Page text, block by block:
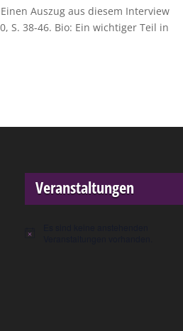
Auszug aus diesem Interview
S. 38-46. Bio: Ein wichtiger Teil in
Veranstaltungen
Hinweis